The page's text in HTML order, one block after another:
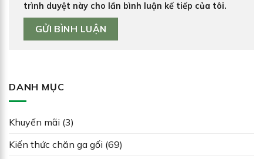
trình duyệt này cho lần bình luận kế tiếp của tôi.
DANH MỤC
Khuyến mãi (3)
Kiến thức chăn ga gối (69)